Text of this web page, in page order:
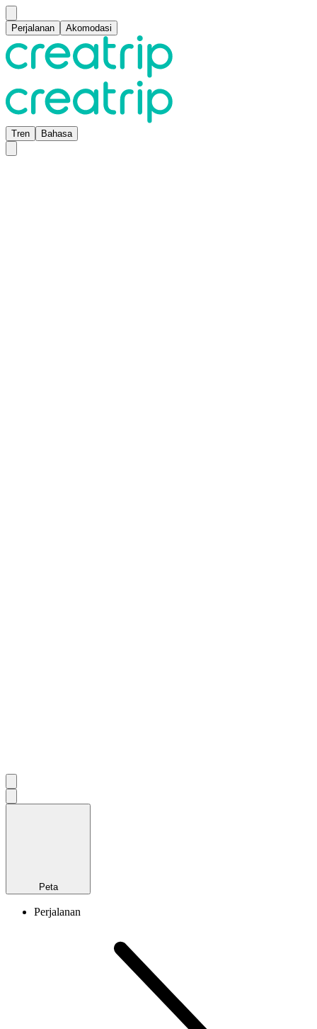
Perjalanan Akomodasi
Tren Bahasa
Peta
Perjalanan